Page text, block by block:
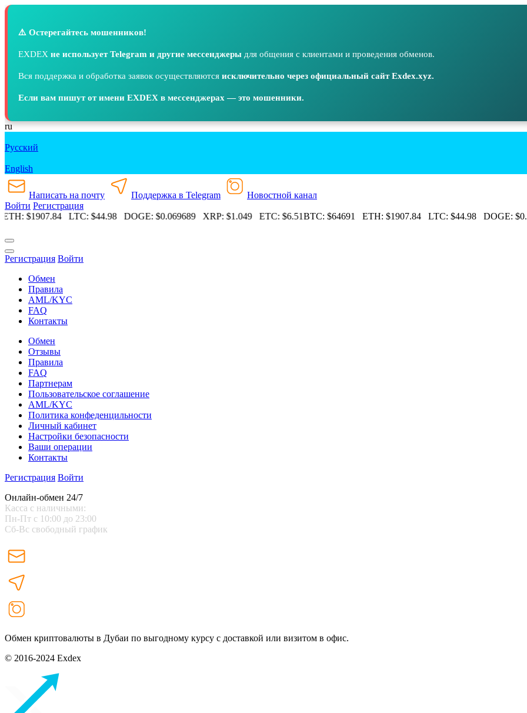
⚠️ Остерегайтесь мошенников!
EXDEX не использует Telegram и другие мессенджеры для общения с клиентами и проведения обменов.
Вся поддержка и обработка заявок осуществляются исключительно через официальный сайт Exdex.xyz.
Если вам пишут от имени EXDEX в мессенджерах — это мошенники.
ru
Русский
English
Написать на почту Поддержка в Telegram
Новостной канал
Войти Регистрация
$1907.84LTC:$44.98DOGE:$0.069689XRP:$1.049ETC:$6.51BTC:$64691 ETH:$1907.84LTC:$44.98DOGE:
Регистрация Войти
Обмен
Правила
AML/KYC
FAQ
Контакты
Обмен
Отзывы
Правила
FAQ
Партнерам
Пользовательское соглашение
AML/KYC
Политика конфеденцильности
Личный кабинет
Настройки безопасности
Ваши операции
Контакты
Регистрация Войти
Онлайн-обмен 24/7
Касса с наличными:
Пн-Пт с 10:00 до 23:00
Сб-Вс свободный график
Обмен криптовалюты в Дубаи по выгодному курсу с доставкой или визитом в офис.
© 2016-2024 Exdex